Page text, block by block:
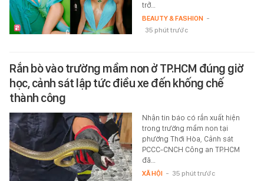
trở…
BEAUTY & FASHION -
35 phút trước
Rắn bò vào trường mầm non ở TP.HCM đúng giờ
học, cảnh sát lập tức điều xe đến khống chế
thành công
Nhận tin báo có rắn xuất hiện
trong trường mầm non tại
phường Thới Hòa, Cảnh sát
PCCC-CNCH Công an TP.HCM
đã…
XÃ HỘI - 35 phút trước